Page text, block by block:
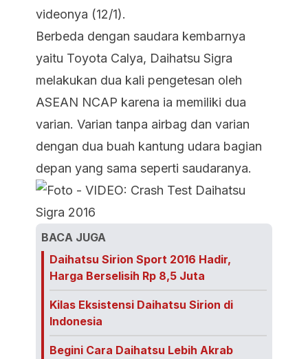
videonya (12/1).
Berbeda dengan saudara kembarnya
yaitu Toyota Calya, Daihatsu Sigra
melakukan dua kali pengetesan oleh
ASEAN NCAP karena ia memiliki dua
varian. Varian tanpa airbag dan varian
dengan dua buah kantung udara bagian
depan yang sama seperti saudaranya.
BACA JUGA
Daihatsu Sirion Sport 2016 Hadir,
Harga Berselisih Rp 8,5 Juta
Kilas Eksistensi Daihatsu Sirion di
Indonesia
Begini Cara Daihatsu Lebih Akrab